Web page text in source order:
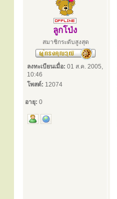
ลูกโป่ง
สมาชิกระดับสูงสุด
ลงทะเบียนเมื่อ: 01 ส.ค. 2005,
10:46
โพสต์: 12074
อายุ: 0